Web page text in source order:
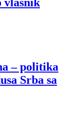
vlasnik
– politika
Srba sa